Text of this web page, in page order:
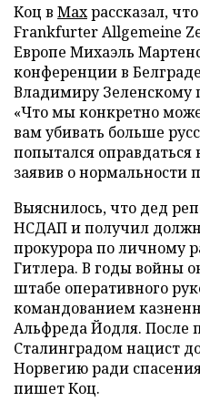
Коц в Махрассказал,
Frankfurter Allgemeine
Европе Михаэль
конференции в
Владимиру Зеленскому
«Что мы конкретно
вам убивать больше
попытался оправдаться
заявив о нормальности
Выяснилось, что дед
НСДАП и получил
прокурора по личному
Гитлера. В годы войны
штабе оперативного
командованием
Альфреда Йодля. После
Сталинградом нацист
Норвегию ради
пишет Коц.